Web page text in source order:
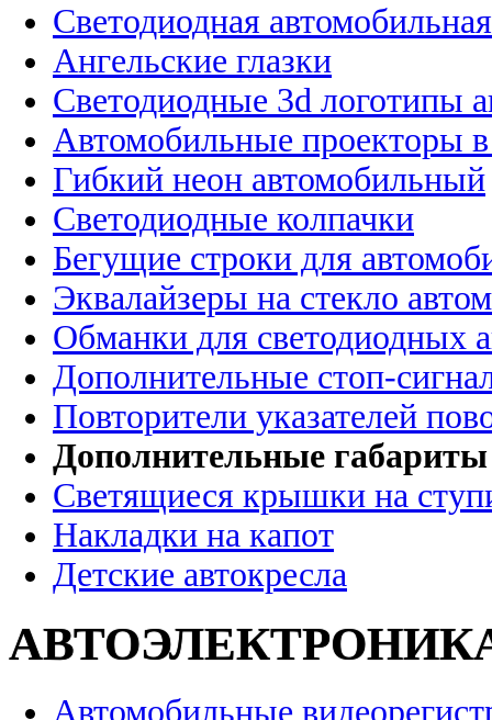
Светодиодная
Ангельские глазки
Светодиодные 3d логотипы
Автомобильные проекторы
Гибкий неон автомобильный
Светодиодные колпачки
Бегущие строки для
Эквалайзеры на стекло
Обманки для светодиодных
Дополнительные стоп-
Повторители указателей
Дополнительные габариты
Светящиеся крышки на
Накладки на капот
Детские автокресла
Автомобильные